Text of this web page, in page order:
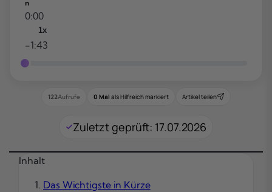
n
0:00
1x
-1:43
122Aufrufe 0 Mal als Hilfreich markiert Artikel teilen
Zuletzt geprüft: 17.07.2026
Inhalt
Das Wichtigste in Kürze